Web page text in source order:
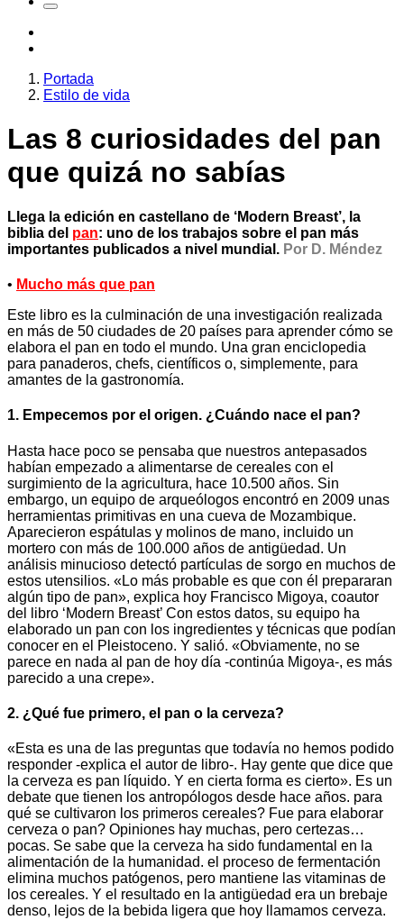
Portada
Estilo de vida
Las 8 curiosidades del pan
que quizá no sabías
Llega la edición en castellano de ‘Modern Breast’, la
biblia del pan: uno de los trabajos sobre el pan más
importantes publicados a nivel mundial. Por D. Méndez
• Mucho más que pan
Este libro es la culminación de una investigación realizada
en más de 50 ciudades de 20 países para aprender cómo se
elabora el pan en todo el mundo. Una gran enciclopedia
para panaderos, chefs, científicos o, simplemente, para
amantes de la gastronomía.
1. Empecemos por el origen. ¿Cuándo nace el pan?
Hasta hace poco se pensaba que nuestros antepasados
habían empezado a alimentarse de cereales con el
surgimiento de la agricultura, hace 10.500 años. Sin
embargo, un equipo de arqueólogos encontró en 2009 unas
herramientas primitivas en una cueva de Mozambique.
Aparecieron espátulas y molinos de mano, incluido un
mortero con más de 100.000 años de antigüedad. Un
análisis minucioso detectó partículas de sorgo en muchos de
estos utensilios. «Lo más probable es que con él prepararan
algún tipo de pan», explica hoy Francisco Migoya, coautor
del libro ‘Modern Breast’ Con estos datos, su equipo ha
elaborado un pan con los ingredientes y técnicas que podían
conocer en el Pleistoceno. Y salió. «Obviamente, no se
parece en nada al pan de hoy día -continúa Migoya-, es más
parecido a una crepe».
2. ¿Qué fue primero, el pan o la cerveza?
«Esta es una de las preguntas que todavía no hemos podido
responder -explica el autor de libro-. Hay gente que dice que
la cerveza es pan líquido. Y en cierta forma es cierto». Es un
debate que tienen los antropólogos desde hace años. para
qué se cultivaron los primeros cereales? Fue para elaborar
cerveza o pan? Opiniones hay muchas, pero certezas…
pocas. Se sabe que la cerveza ha sido fundamental en la
alimentación de la humanidad. el proceso de fermentación
elimina muchos patógenos, pero mantiene las vitaminas de
los cereales. Y el resultado en la antigüedad era un brebaje
denso, lejos de la bebida ligera que hoy llamamos cerveza.